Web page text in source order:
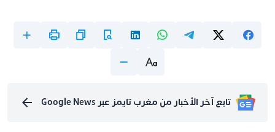
تابع آخر الأخبار من مغرب تايمز عبر Google News